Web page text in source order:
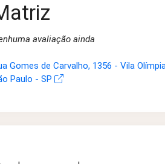
avaliação ainda
Gomes de Carvalho, 1356 - Vila
Paulo - SP